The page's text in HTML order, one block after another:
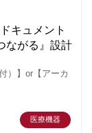
キュメント
ながる』設計
）】or【アーカ
医療機器